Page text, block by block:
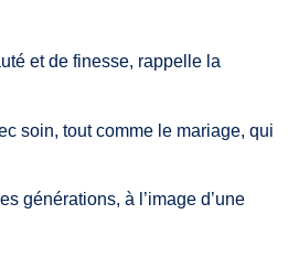
et de finesse, rappelle la
soin, tout comme le mariage, qui
générations, à l’image d’une